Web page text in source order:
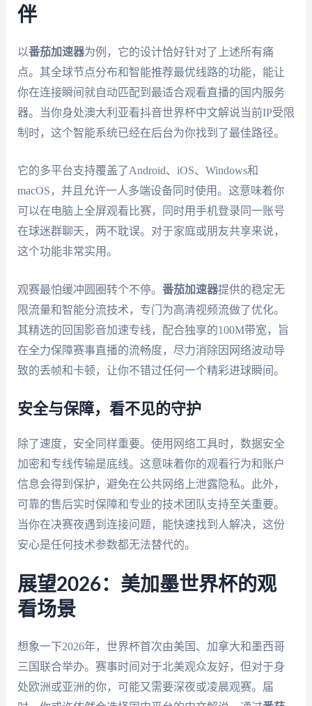
伴
以番茄加速器为例，它的设计恰好针对了上述所有痛
点。其全球节点分布和智能推荐最优线路的功能，能让
你在连接瞬间就自动匹配到最适合观看直播的国内服务
器。当你身处澳大利亚看抖音世界杯中文解说当前IP受限
制时，这个智能系统已经在后台为你找到了最佳路径。
它的多平台支持覆盖了Android、iOS、Windows和
macOS，并且允许一人多端设备同时使用。这意味着你
可以在电脑上全屏观看比赛，同时用手机登录同一账号
在球迷群聊天，两不耽误。对于家庭或朋友共享来说，
这个功能非常实用。
观赛最怕缓冲圆圈转个不停。 番茄加速器提供的稳定无
限流量和智能分流技术，专门为高清视频流做了优化。
其精选的回国影音加速专线，配合独享的100M带宽，旨
在全力保障赛事直播的流畅度，尽力消除因网络波动导
致的丢帧和卡顿，让你不错过任何一个精彩进球瞬间。
安全与保障，看不见的守护
除了速度，安全同样重要。使用网络工具时，数据安全
加密和专线传输是底线。这意味着你的观看行为和账户
信息会得到保护，避免在公共网络上泄露隐私。此外，
可靠的售后实时保障和专业的技术团队支持至关重要。
当你在决赛夜遇到连接问题，能快速找到人解决，这份
安心是任何技术参数都无法替代的。
展望2026：美加墨世界杯的观
看场景
想象一下2026年，世界杯首次由美国、加拿大和墨西哥
三国联合举办。赛事时间对于北美观众友好，但对于身
处欧洲或亚洲的你，可能又需要深夜或凌晨观赛。届